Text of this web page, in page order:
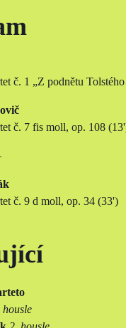
č. 1 „Z podnětu
č. 7 fis moll, op. 108
č. 9 d moll, op. 34 (33')
housle